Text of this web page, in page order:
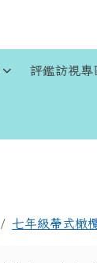
評鑑訪視專
七年級帶式橄